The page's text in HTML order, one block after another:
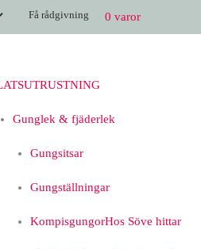
Få rådgivning 0 varor
Gunglek & fjäderlek
Gungsitsar
Gungställningar
KompisgungorHos Söve hittar